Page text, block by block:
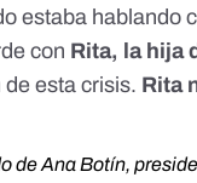
estaba hablando
con Rita, la hija
esta crisis. Rita
de Ana Botín,